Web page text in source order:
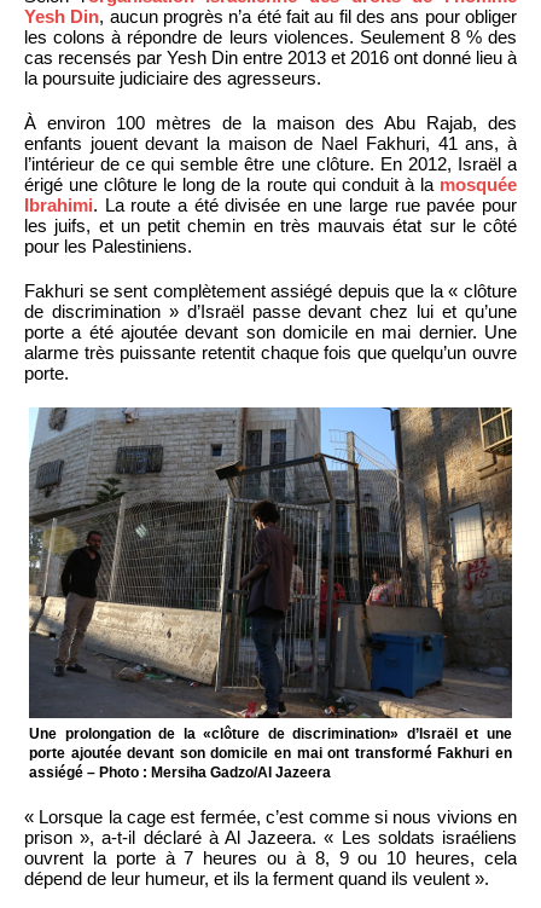
Yesh Din, aucun progrès n’a été fait au fil des ans pour obliger
les colons à répondre de leurs violences. Seulement 8 % des
cas recensés par Yesh Din entre 2013 et 2016 ont donné lieu à
la poursuite judiciaire des agresseurs.
À environ 100 mètres de la maison des Abu Rajab, des
enfants jouent devant la maison de Nael Fakhuri, 41 ans, à
l’intérieur de ce qui semble être une clôture. En 2012, Israël a
érigé une clôture le long de la route qui conduit à la mosquée
Ibrahimi. La route a été divisée en une large rue pavée pour
les juifs, et un petit chemin en très mauvais état sur le côté
pour les Palestiniens.
Fakhuri se sent complètement assiégé depuis que la « clôture
de discrimination » d’Israël passe devant chez lui et qu’une
porte a été ajoutée devant son domicile en mai dernier. Une
alarme très puissante retentit chaque fois que quelqu’un ouvre
porte.
Une prolongation de la «clôture de discrimination» d’Israël et une
porte ajoutée devant son domicile en mai ont transformé Fakhuri en
assiégé – Photo : Mersiha Gadzo/Al Jazeera
« Lorsque la cage est fermée, c’est comme si nous vivions en
prison », a-t-il déclaré à Al Jazeera. « Les soldats israéliens
ouvrent la porte à 7 heures ou à 8, 9 ou 10 heures, cela
dépend de leur humeur, et ils la ferment quand ils veulent ».